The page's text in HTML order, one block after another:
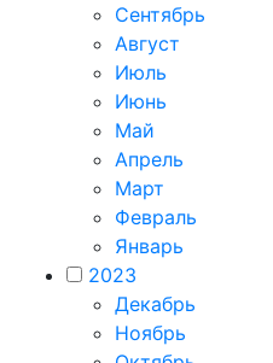
Сентябрь
Август
Июль
Июнь
Май
Апрель
Март
Февраль
Январь
2023
Декабрь
Ноябрь